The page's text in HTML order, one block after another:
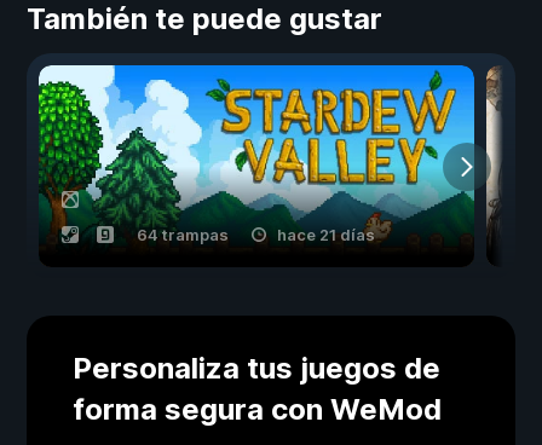
También te puede gustar
64 trampas hace 21 días
Personaliza tus juegos de
forma segura con WeMod